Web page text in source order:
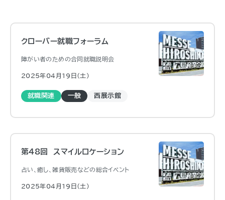
クローバー就職フォーラム
障がい者のための合同就職説明会
2025年04月19日（土)
就職関連 一般 西展示館
第48回 スマイルロケーション
占い、癒し、雑貨販売などの総合イベント
2025年04月19日（土)